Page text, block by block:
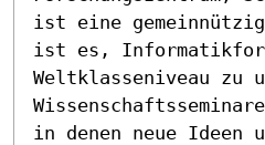
ist eine
ist es,
Weltklasseniveau zu
in denen neue Ideen